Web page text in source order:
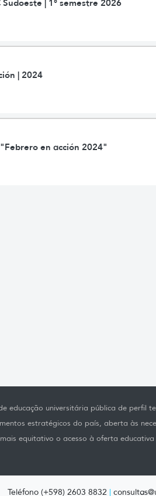
| 1° semestre 2026
| 2024
en acción 2024"
educação universitária pública de perfil
estratégicos do país, aberta às
equitativo o acesso à oferta
Teléfono (+598) 2603 8832 |